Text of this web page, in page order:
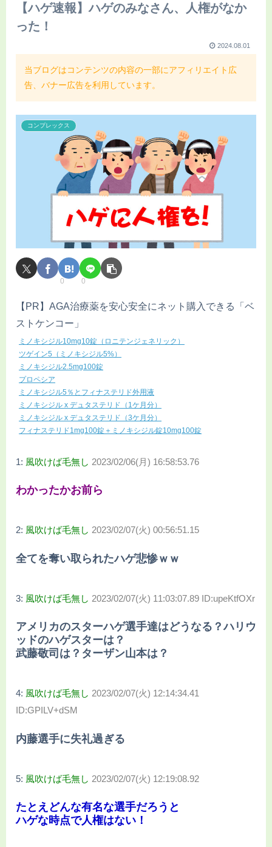
【ハゲ速報】ハゲのみなさん、人権がなか
った！
2024.08.01
当ブログはコンテンツの内容の一部にアフィリエイト広
告、バナー広告を利用しています。
コンプレックス
0 0
【PR】AGA治療薬を安心安全にネット購入できる「ベ
ストケンコー」
ミノキシジル10mg10錠（ロニテンジェネリック）
ツゲイン5（ミノキシジル5%）
ミノキシジル2.5mg100錠
プロペシア
ミノキシジル5％とフィナステリド外用液
ミノキシジル x デュタステリド（1ケ月分）
ミノキシジル x デュタステリド（3ケ月分）
フィナステリド1mg100錠＋ミノキシジル錠10mg100錠
1: 風吹けば毛無し 2023/02/06(月) 16:58:53.76
わかったかお前ら
2: 風吹けば毛無し 2023/02/07(火) 00:56:51.15
全てを奪い取られたハゲ悲惨ｗｗ
3: 風吹けば毛無し 2023/02/07(火) 11:03:07.89 ID:upeKtfOXr
アメリカのスターハゲ選手達はどうなる？ハリウ
ッドのハゲスターは？
武藤敬司は？ターザン山本は？
4: 風吹けば毛無し 2023/02/07(火) 12:14:34.41
ID:GPILV+dSM
内藤選手に失礼過ぎる
5: 風吹けば毛無し 2023/02/07(火) 12:19:08.92
たとえどんな有名な選手だろうと
ハゲな時点で人権はない！